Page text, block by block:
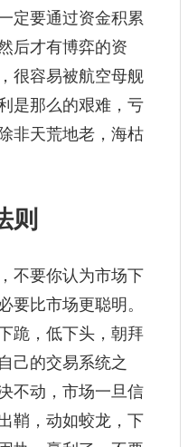
定要通过资金积累
后才有博弈的资
很容易被航空母舰
是那么的艰难，亏
非天荒地老，海枯
则
不要你认为市场下
要比市场更聪明。
跪，低下头，朝拜
己的交易系统之
不动，市场一旦信
鞘，动如蛟龙，下